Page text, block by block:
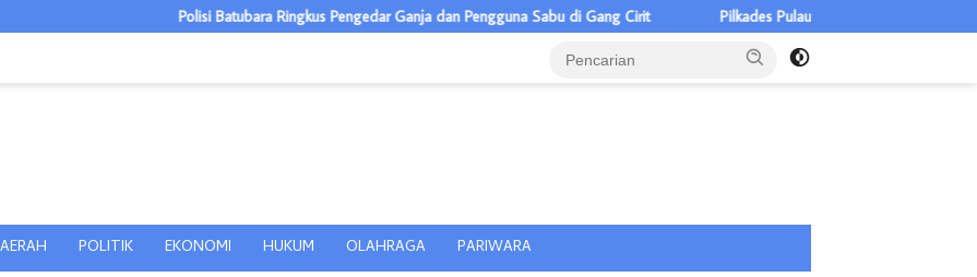
Polisi Batubara Ringkus Pengedar Ganja dan Pengguna Sabu di Gang Cirit Pilkades Pulau Rakyat Tua 5 Calon, Tiga ASN Pemkab
POLITIK EKONOMI HUKUM OLAHRAGA PARIWARA